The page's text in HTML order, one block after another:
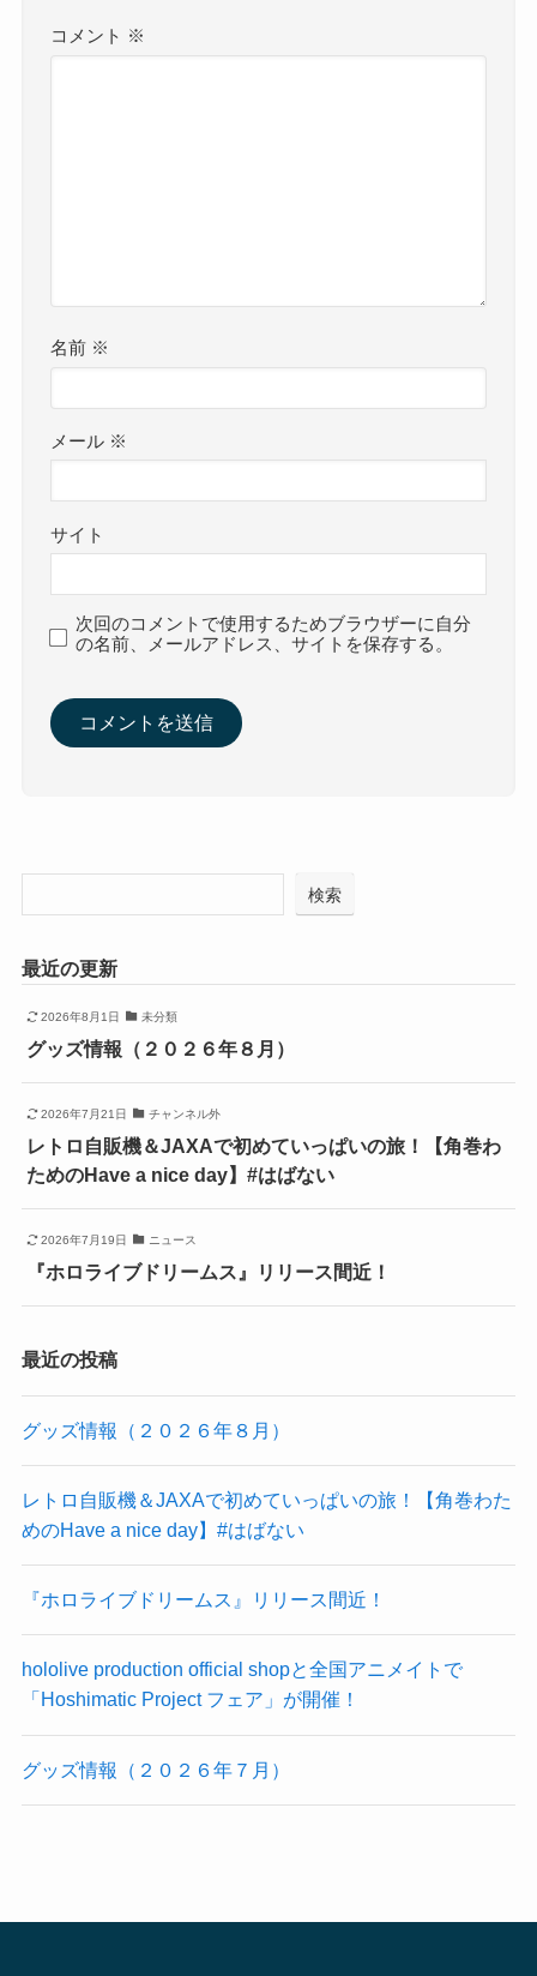
コメント ※
名前 ※
メール ※
サイト
次回のコメントで使用するためブラウザーに自分
の名前、メールアドレス、サイトを保存する。
検索
最近の更新
2026年8月1日 未分類
グッズ情報（２０２６年８月）
2026年7月21日 チャンネル外
レトロ自販機＆JAXAで初めていっぱいの旅！【角巻わ
ためのHave a nice day】#はばない
2026年7月19日 ニュース
『ホロライブドリームス』リリース間近！
最近の投稿
グッズ情報（２０２６年８月）
レトロ自販機＆JAXAで初めていっぱいの旅！【角巻わた
めのHave a nice day】#はばない
『ホロライブドリームス』リリース間近！
hololive production official shopと全国アニメイトで
「Hoshimatic Project フェア」が開催！
グッズ情報（２０２６年７月）